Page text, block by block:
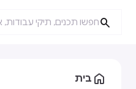

 בית